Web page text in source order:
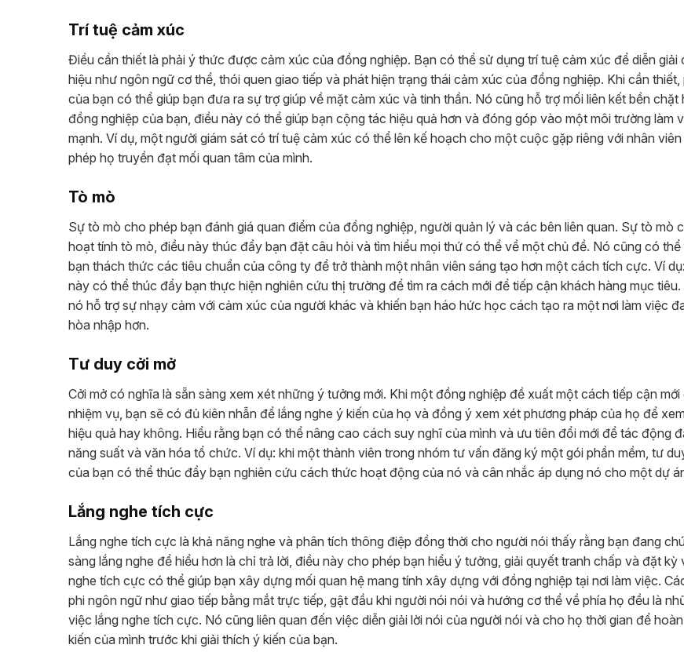
Trí tuệ cảm xúc
Điều cần thiết là phải ý thức được cảm xúc của đồng nghiệp. Bạn có thể sử dụng trí tuệ cảm xúc để diễn giải
hiệu như ngôn ngữ cơ thể, thói quen giao tiếp và phát hiện trạng thái cảm xúc của đồng nghiệp. Khi cần thiết,
của bạn có thể giúp bạn đưa ra sự trợ giúp về mặt cảm xúc và tinh thần. Nó cũng hỗ trợ mối liên kết bền chặt
đồng nghiệp của bạn, điều này có thể giúp bạn cộng tác hiệu quả hơn và đóng góp vào một môi trường làm
mạnh. Ví dụ, một người giám sát có trí tuệ cảm xúc có thể lên kế hoạch cho một cuộc gặp riêng với nhân
phép họ truyền đạt mối quan tâm của mình.
Tò mò
Sự tò mò cho phép bạn đánh giá quan điểm của đồng nghiệp, người quản lý và các bên liên quan. Sự tò mò
hoạt tính tò mò, điều này thúc đẩy bạn đặt câu hỏi và tìm hiểu mọi thứ có thể về một chủ đề. Nó cũng có
bạn thách thức các tiêu chuẩn của công ty để trở thành một nhân viên sáng tạo hơn một cách tích cực. Ví
này có thể thúc đẩy bạn thực hiện nghiên cứu thị trường để tìm ra cách mới để tiếp cận khách hàng mục tiêu.
nó hỗ trợ sự nhạy cảm với cảm xúc của người khác và khiến bạn háo hức học cách tạo ra một nơi làm việc
hòa nhập hơn.
Tư duy cởi mở
Cởi mở có nghĩa là sẵn sàng xem xét những ý tưởng mới. Khi một đồng nghiệp đề xuất một cách tiếp cận
nhiệm vụ, bạn sẽ có đủ kiên nhẫn để lắng nghe ý kiến ​​của họ và đồng ý xem xét phương pháp của họ để
hiệu quả hay không. Hiểu rằng bạn có thể nâng cao cách suy nghĩ của mình và ưu tiên đổi mới để tác động
năng suất và văn hóa tổ chức. Ví dụ: khi một thành viên trong nhóm tư vấn đăng ký một gói phần mềm, tư
của bạn có thể thúc đẩy bạn nghiên cứu cách thức hoạt động của nó và cân nhắc áp dụng nó cho một dự
Lắng nghe tích cực
Lắng nghe tích cực là khả năng nghe và phân tích thông điệp đồng thời cho người nói thấy rằng bạn đang
sàng lắng nghe để hiểu hơn là chỉ trả lời, điều này cho phép bạn hiểu ý tưởng, giải quyết tranh chấp và đặt kỳ
nghe tích cực có thể giúp bạn xây dựng mối quan hệ mang tính xây dựng với đồng nghiệp tại nơi làm việc.
phi ngôn ngữ như giao tiếp bằng mắt trực tiếp, gật đầu khi người nói nói và hướng cơ thể về phía họ đều là
việc lắng nghe tích cực. Nó cũng liên quan đến việc diễn giải lời nói của người nói và cho họ thời gian để
kiến ​​của mình trước khi giải thích ý kiến ​​của bạn.